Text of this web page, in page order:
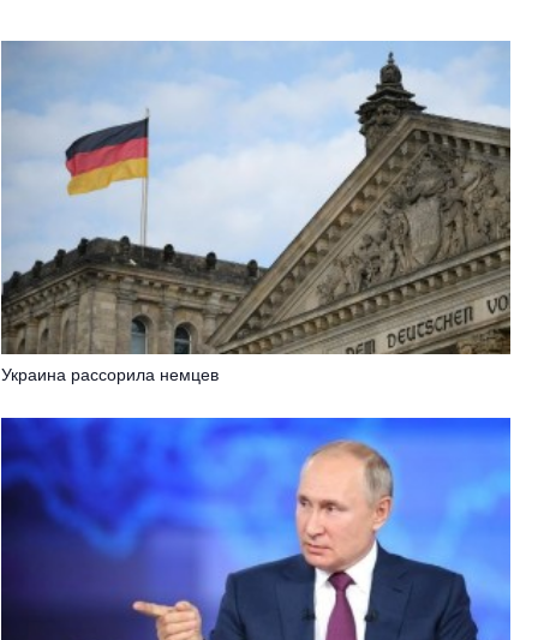
Украина рассорила немцев